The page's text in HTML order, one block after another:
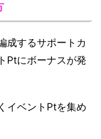
成するサポートカ
Ptにボーナスが発
イベントPtを集め